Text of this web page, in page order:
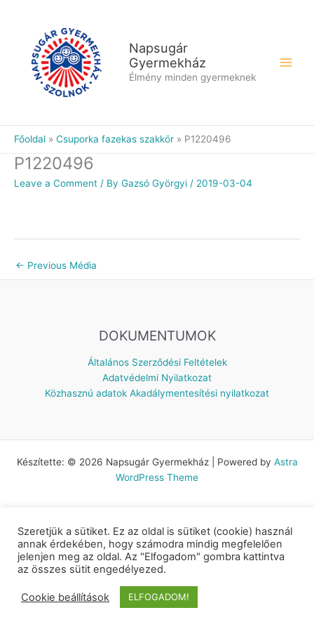
Napsugár
Gyermekház
Élmény minden gyermeknek
Főoldal Csuporka fazekas szakkör P1220496
P1220496
Leave a Comment / By Gazsó Györgyi / 2019-03-04
← Previous Média
DOKUMENTUMOK
Általános Szerződési Feltételek
Adatvédelmi Nyilatkozat
Közhasznú adatok Akadálymentesítési nyilatkozat
Készítette: © 2026 Napsugár Gyermekház | Powered by Astra
WordPress Theme
Szeretjük a sütiket. Ez az oldal is sütiket (cookie) használ
annak érdekében, hogy számodra mindig megfelelően
jelenjen meg az oldal. Az "Elfogadom" gombra kattintva
az összes sütit engedélyezed.
Cookie beállítások ELFOGADOM!